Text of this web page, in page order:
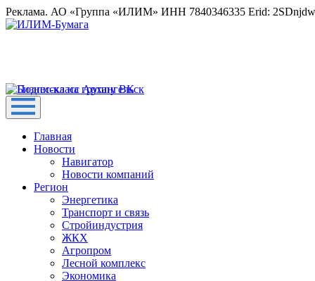
Реклама. АО «Группа «ИЛИМ» ИНН 7840346335 Erid:
Главная
Новости
Навигатор
Новости компаний
Регион
Энергетика
Транспорт и связь
Стройиндустрия
ЖКХ
Агропром
Лесной комплекс
Экономика